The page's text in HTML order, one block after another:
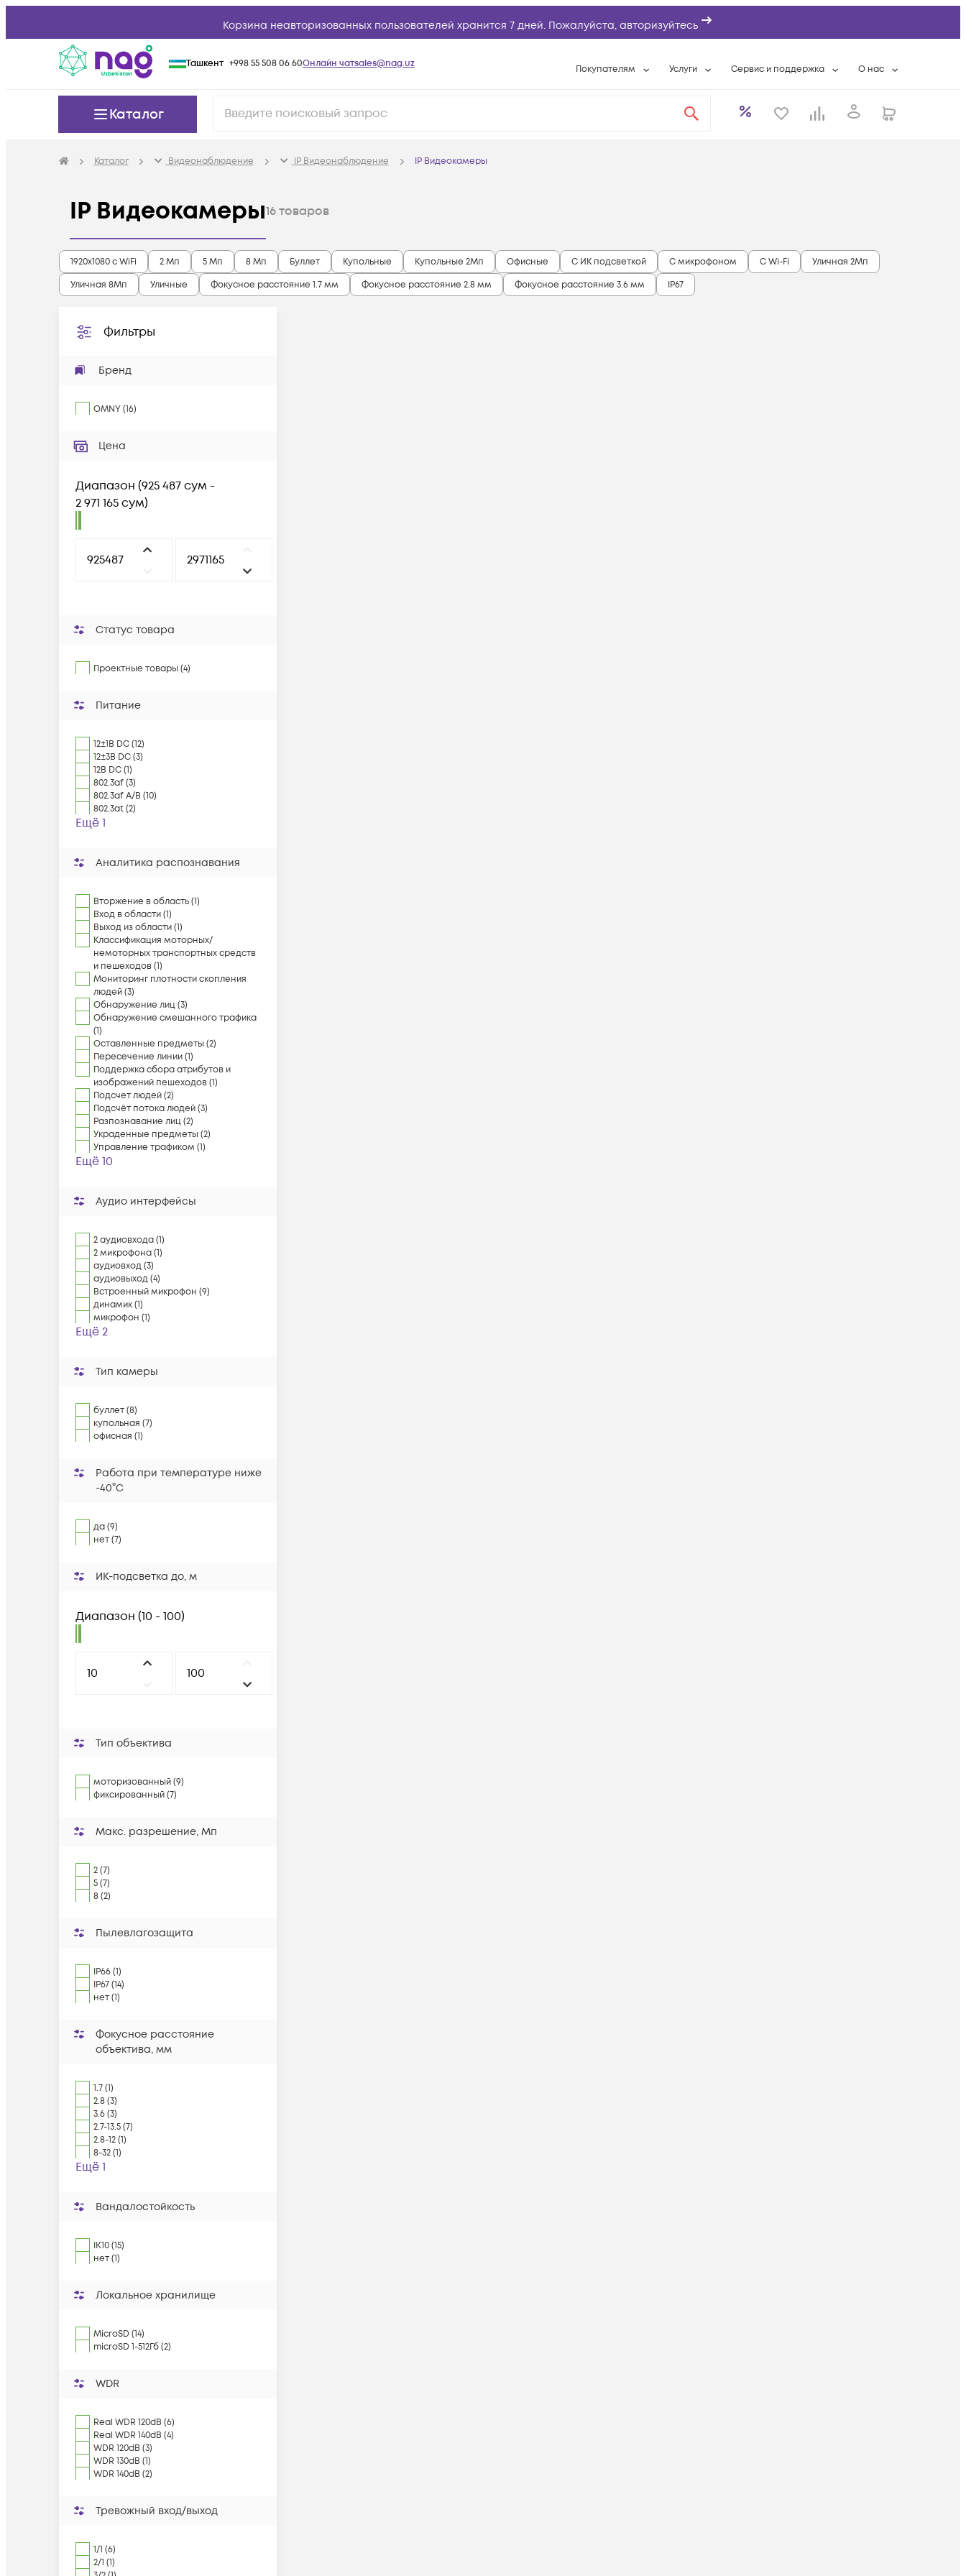
Корзина неавторизованных пользователей хранится 7 дней. Пожалуйста, авторизуйтесь
Ташкент +998 55 508 06 60Онлайн чатsales@nag.uz Покупателям Услуги
Расширенная гарантия
Сервис и поддержка
Разовые выездные работы
О нас
Контактная
Каталог
Каталог Видеонаблюдение IP Видеонаблюдение IP Видеокамеры
IP Видеокамеры16товаров
Фильтры
Бренд
OMNY(16)
Цена
Диапазон (925 487 сум -
2 971 165 сум)
Статус товара
Проектные товары (4)
Питание
12±1В DC (12)
12±3В DC (3)
12В DC (1)
802.3af (3)
802.3af A/B (10)
802.3at (2)
Ещё 1
Аналитика распознавания
Вторжение в область (1)
Вход в области (1)
Выход из области (1)
Классификация моторных/
немоторных транспортных средств
и пешеходов (1)
Мониторинг плотности скопления
людей (3)
Обнаружение лиц (3)
Обнаружение смешанного трафика
(1)
Оставленные предметы (2)
Пересечение линии (1)
Поддержка сбора атрибутов и
изображений пешеходов (1)
Подсчет людей (2)
Подсчёт потока людей (3)
Разпознавание лиц (2)
Украденные предметы (2)
Управление трафиком (1)
Ещё 10
Аудио интерфейсы
2 аудиовхода (1)
2 микрофона (1)
аудиовход (3)
аудиовыход (4)
Встроенный микрофон (9)
динамик (1)
микрофон (1)
Ещё 2
Тип камеры
буллет (8)
купольная (7)
офисная (1)
Работа при температуре ниже
-40°C
да (9)
нет (7)
ИК-подсветка до, м
Диапазон (10 - 100)
Тип объектива
моторизованный (9)
фиксированный (7)
Макс. разрешение, Мп
2 (7)
5 (7)
8 (2)
Пылевлагозащита
IP66 (1)
IP67 (14)
нет (1)
Фокусное расстояние
объектива, мм
1.7 (1)
2.8 (3)
3.6 (3)
2.7-13.5 (7)
2.8-12 (1)
8-32 (1)
Ещё 1
Вандалостойкость
IK10 (15)
нет (1)
Локальное хранилище
MicroSD (14)
microSD 1-512Гб (2)
WDR
Real WDR 120dB (6)
Real WDR 140dB (4)
WDR 120dB (3)
WDR 130dB (1)
WDR 140dB (2)
Тревожный вход/выход
1/1 (6)
2/1 (1)
1920x1080 с WiFi 2 Мп 5 Мп 8 Мп Буллет Купольные Купольные 2Мп Офисные С ИК подсветкой С микрофоном С Wi-Fi
Уличная 2Мп
Уличная 8Мп
Уличные Фокусное расстояние 1.7 мм Фокусное расстояние 2.8 мм Фокусное расстояние 3.6 мм IP67